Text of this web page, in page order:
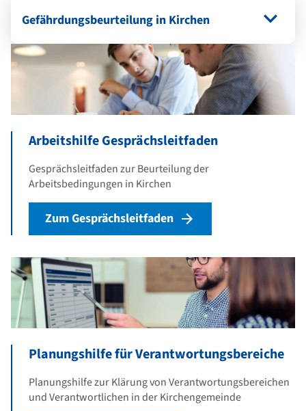
Gefährdungsbeurteilung in Kirchen
Arbeitshilfe Gesprächsleitfaden
Gesprächsleitfaden zur Beurteilung der
Arbeitsbedingungen in Kirchen
Zum Gesprächsleitfaden
Planungshilfe für Verantwortungsbereiche
Planungshilfe zur Klärung von Verantwortungsbereichen
und Verantwortlichen in der Kirchengemeinde